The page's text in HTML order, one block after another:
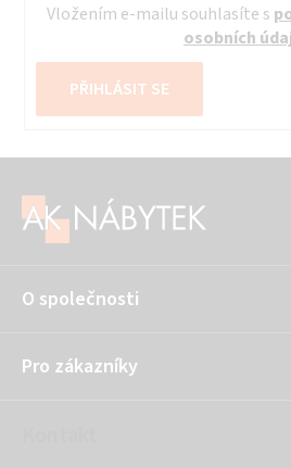
Vložením e-mailu souhlasíte s
osobních
PŘIHLÁSIT SE
O společnosti
Pro zákazníky